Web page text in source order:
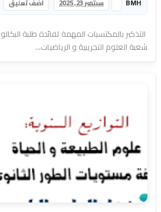
سبتمبر 23, 2025 اضف تعليق
التذكير بالمكتسبات المهمة لفائدة طلبة
شعبة العلوم التجريبية و الرياضيات...